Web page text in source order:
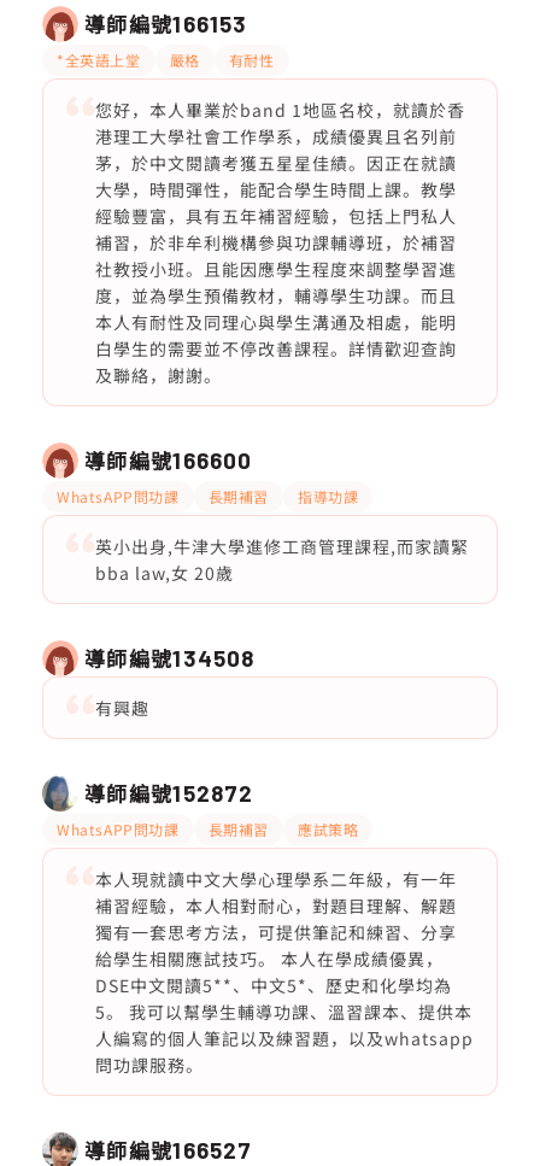
導師編號166153
*全英語上堂 嚴格 有耐性
您好，本人畢業於band 1地區名校，就讀於香
港理工大學社會工作學系，成績優異且名列前
茅，於中文閱讀考獲五星星佳績。因正在就讀
大學，時間彈性，能配合學生時間上課。教學
經驗豐富，具有五年補習經驗，包括上門私人
補習，於非牟利機構參與功課輔導班，於補習
社教授小班。且能因應學生程度來調整學習進
度，並為學生預備教材，輔導學生功課。而且
本人有耐性及同理心與學生溝通及相處，能明
白學生的需要並不停改善課程。詳情歡迎查詢
及聯絡，謝謝。
導師編號166600
WhatsAPP問功課 長期補習 指導功課
英小出身,牛津大學進修工商管理課程,而家讀緊
bba law,女 20歲
導師編號134508
有興趣
導師編號152872
WhatsAPP問功課 長期補習 應試策略
本人現就讀中文大學心理學系二年級，有一年
補習經驗，本人相對耐心，對題目理解、解題
獨有一套思考方法，可提供筆記和練習、分享
給學生相關應試技巧。 本人在學成績優異，
DSE中文閱讀5**、中文5*、歷史和化學均為
5。 我可以幫學生輔導功課、溫習課本、提供本
人編寫的個人筆記以及練習題，以及whatsapp
問功課服務。
導師編號166527